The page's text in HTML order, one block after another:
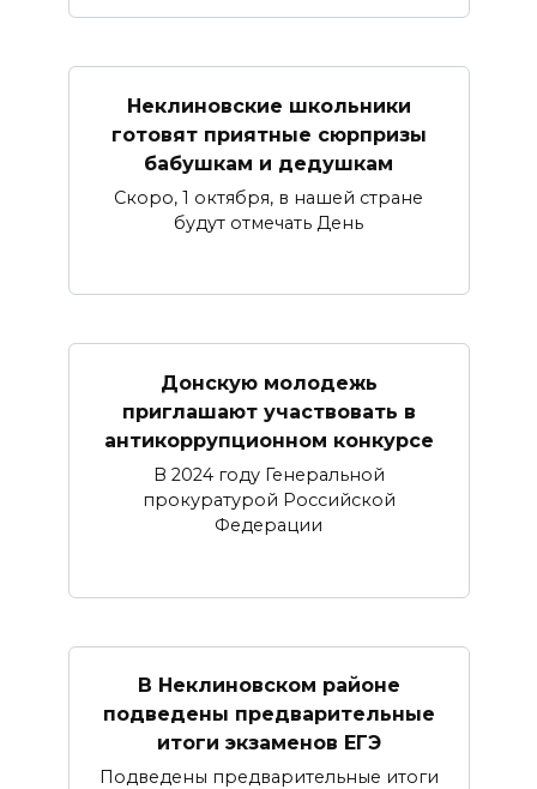
Неклиновские школьники
готовят приятные сюрпризы
бабушкам и дедушкам
Скоро, 1 октября, в нашей стране
будут отмечать День
Донскую молодежь
приглашают участвовать в
антикоррупционном конкурсе
В 2024 году Генеральной
прокуратурой Российской
Федерации
В Неклиновском районе
подведены предварительные
итоги экзаменов ЕГЭ
Подведены предварительные итоги